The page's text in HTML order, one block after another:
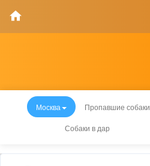
Москва Пропавшие собаки
Собаки в дар